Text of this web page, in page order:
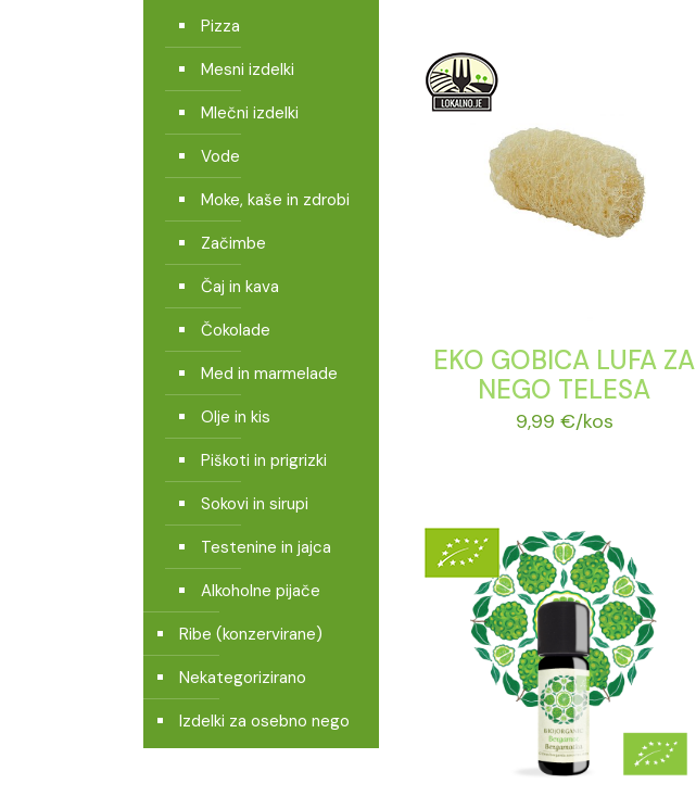
EKO GOBICA LUFA ZA
NEGO TELESA
9,99 €/kos
Pizza
Mesni izdelki
Mlečni izdelki
Vode
Moke, kaše in zdrobi
Začimbe
Čaj in kava
Čokolade
Med in marmelade
Olje in kis
Piškoti in prigrizki
Sokovi in sirupi
Testenine in jajca
Alkoholne pijače
Ribe (konzervirane)
Nekategorizirano
Izdelki za osebno nego